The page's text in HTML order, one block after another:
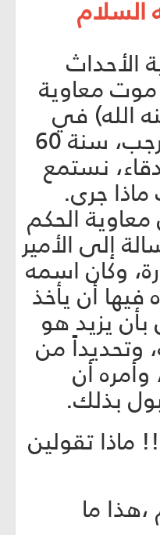
السلام
الأحداث
موت معاوية
الله) في
دمشق، في شهر رجب، سنة 60
نستمع
ماذا جرى.
الحكم
إلى الأمير
وكان اسمه
فيها أن يأخذ
بأن يزيد هو
وتحديداً من
أن
بذلك.
ماذا تقولين
ما